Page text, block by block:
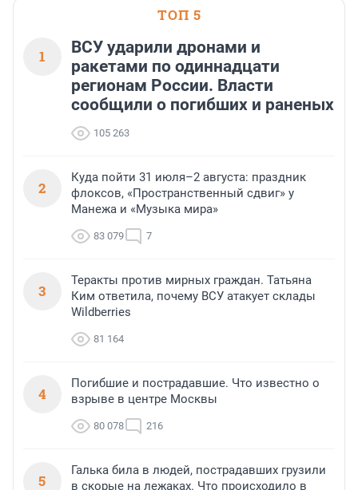
ТОП 5
1
ВСУ ударили дронами и
ракетами по одиннадцати
регионам России. Власти
сообщили о погибших и раненых
105 263
2
Куда пойти 31 июля–2 августа: праздник
флоксов, «Пространственный сдвиг» у
Манежа и «Музыка мира»
83 079 7
3
Теракты против мирных граждан. Татьяна
Ким ответила, почему ВСУ атакует склады
Wildberries
81 164
4
Погибшие и пострадавшие. Что известно о
взрыве в центре Москвы
80 078 216
5
Галька била в людей, пострадавших грузили
в скорые на лежаках. Что происходило в